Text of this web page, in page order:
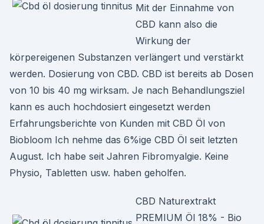
Mit der Einnahme von
CBD kann also die
Wirkung der
körpereigenen Substanzen verlängert und verstärkt
werden. Dosierung von CBD. CBD ist bereits ab Dosen
von 10 bis 40 mg wirksam. Je nach Behandlungsziel
kann es auch hochdosiert eingesetzt werden
Erfahrungsberichte von Kunden mit CBD Öl von
Biobloom Ich nehme das 6%ige CBD Öl seit letzten
August. Ich habe seit Jahren Fibromyalgie. Keine
Physio, Tabletten usw. haben geholfen.
CBD Naturextrakt
PREMIUM Öl 18% - Bio